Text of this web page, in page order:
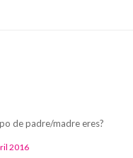
de padre/madre eres?
2016